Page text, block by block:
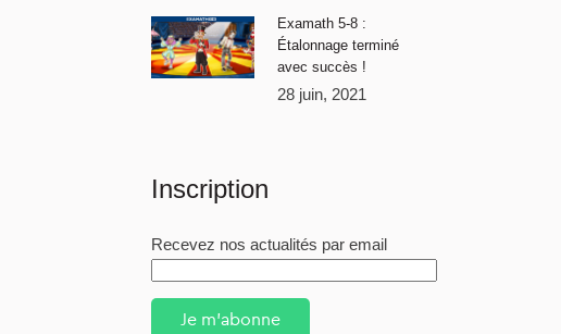
Examath 5-8 :
Étalonnage terminé
avec succès !
28 juin, 2021
Inscription
Recevez nos actualités par email
Je m'abonne